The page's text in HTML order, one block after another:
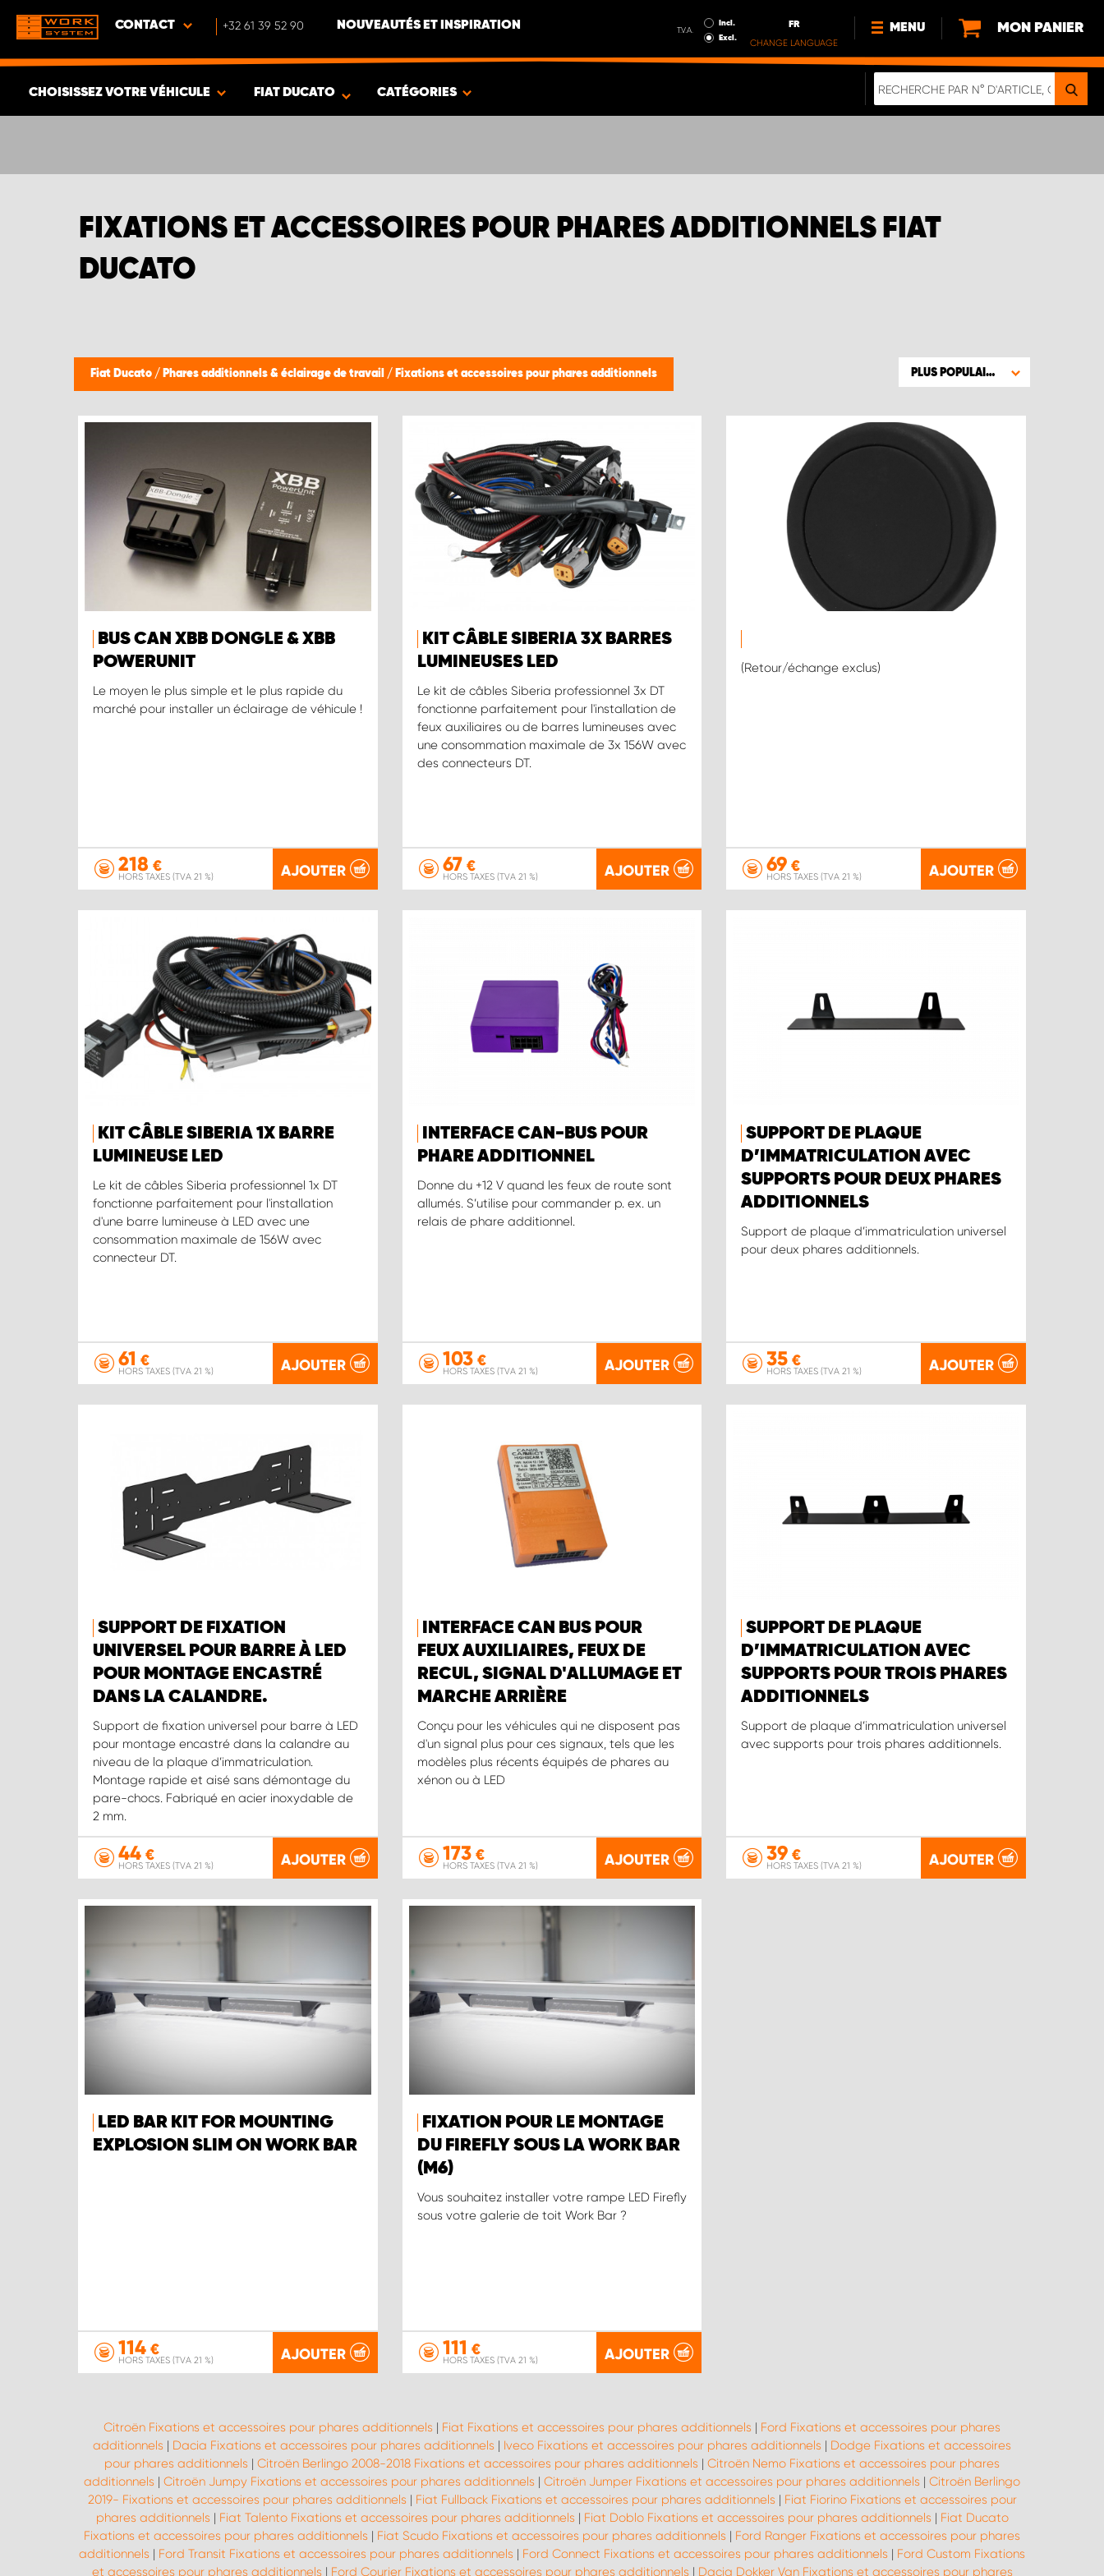
CONTACT +32 61 39 52 90 NOUVEAUTÉS ET INSPIRATION T.V.A.
Incl.
Excl.
FR
CHANGE LANGUAGE
MENU
NOUVEAUTÉS
MON PANIER
CHOISISSEZ VOTRE VÉHICULE FIAT DUCATO CATÉGORIES
FIXATIONS ET ACCESSOIRES POUR PHARES ADDITIONNELS FIAT
DUCATO
Fiat Ducato / Phares additionnels & éclairage de travail / Fixations et accessoires pour phares additionnels PLUS POPULAIRE
BUS CAN XBB DONGLE & XBB
POWERUNIT
Le moyen le plus simple et le plus rapide du
marché pour installer un éclairage de véhicule !
218 €
HORS TAXES (TVA 21 %) AJOUTER
KIT CÂBLE SIBERIA 3X BARRES
LUMINEUSES LED
Le kit de câbles Siberia professionnel 3x DT
fonctionne parfaitement pour l'installation de
feux auxiliaires ou de barres lumineuses avec
une consommation maximale de 3x 156W avec
des connecteurs DT.
67€
HORS TAXES (TVA 21 %) AJOUTER
(Retour/échange exclus)
69 €
HORS TAXES (TVA 21 %) AJOUTER
KIT CÂBLE SIBERIA 1X BARRE
LUMINEUSE LED
Le kit de câbles Siberia professionnel 1x DT
fonctionne parfaitement pour l'installation
d'une barre lumineuse à LED avec une
consommation maximale de 156W avec
connecteur DT.
61 €
HORS TAXES (TVA 21 %) AJOUTER
INTERFACE CAN-BUS POUR
PHARE ADDITIONNEL
Donne du +12 V quand les feux de route sont
allumés. S’utilise pour commander p. ex. un
relais de phare additionnel.
103€
HORS TAXES (TVA 21 %) AJOUTER
SUPPORT DE PLAQUE
D’IMMATRICULATION AVEC
SUPPORTS POUR DEUX PHARES
ADDITIONNELS
Support de plaque d’immatriculation universel
pour deux phares additionnels.
35 €
HORS TAXES (TVA 21 %) AJOUTER
SUPPORT DE FIXATION
UNIVERSEL POUR BARRE À LED
POUR MONTAGE ENCASTRÉ
DANS LA CALANDRE.
Support de fixation universel pour barre à LED
pour montage encastré dans la calandre au
niveau de la plaque d’immatriculation.
Montage rapide et aisé sans démontage du
pare-chocs. Fabriqué en acier inoxydable de
2 mm.
44 €
HORS TAXES (TVA 21 %) AJOUTER
INTERFACE CAN BUS POUR
FEUX AUXILIAIRES, FEUX DE
RECUL, SIGNAL D'ALLUMAGE ET
MARCHE ARRIÈRE
Conçu pour les véhicules qui ne disposent pas
d'un signal plus pour ces signaux, tels que les
modèles plus récents équipés de phares au
xénon ou à LED
173€
HORS TAXES (TVA 21 %) AJOUTER
SUPPORT DE PLAQUE
D’IMMATRICULATION AVEC
SUPPORTS POUR TROIS PHARES
ADDITIONNELS
Support de plaque d’immatriculation universel
avec supports pour trois phares additionnels.
39 €
HORS TAXES (TVA 21 %) AJOUTER
LED BAR KIT FOR MOUNTING
EXPLOSION SLIM ON WORK BAR
114 €
HORS TAXES (TVA 21 %) AJOUTER
FIXATION POUR LE MONTAGE
DU FIREFLY SOUS LA WORK BAR
(M6)
Vous souhaitez installer votre rampe LED Firefly
sous votre galerie de toit Work Bar ?
111 €
HORS TAXES (TVA 21 %) AJOUTER
Citroën Fixations et accessoires pour phares additionnels | Fiat Fixations et accessoires pour phares additionnels | Ford Fixations et accessoires pour phares
additionnels | Dacia Fixations et accessoires pour phares additionnels | Iveco Fixations et accessoires pour phares additionnels | Dodge Fixations et accessoires
pour phares additionnels | Citroën Berlingo 2008-2018 Fixations et accessoires pour phares additionnels | Citroën Nemo Fixations et accessoires pour phares
additionnels | Citroën Jumpy Fixations et accessoires pour phares additionnels | Citroën Jumper Fixations et accessoires pour phares additionnels | Citroën Berlingo
2019- Fixations et accessoires pour phares additionnels | Fiat Fullback Fixations et accessoires pour phares additionnels | Fiat Fiorino Fixations et accessoires pour
phares additionnels | Fiat Talento Fixations et accessoires pour phares additionnels | Fiat Doblo Fixations et accessoires pour phares additionnels | Fiat Ducato
Fixations et accessoires pour phares additionnels | Fiat Scudo Fixations et accessoires pour phares additionnels | Ford Ranger Fixations et accessoires pour phares
additionnels | Ford Transit Fixations et accessoires pour phares additionnels | Ford Connect Fixations et accessoires pour phares additionnels | Ford Custom Fixations
et accessoires pour phares additionnels | Ford Courier Fixations et accessoires pour phares additionnels | Dacia Dokker Van Fixations et accessoires pour phares